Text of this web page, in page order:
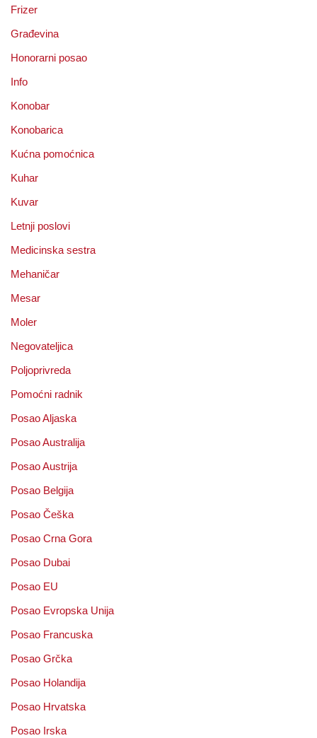
Frizer
Građevina
Honorarni posao
Info
Konobar
Konobarica
Kućna pomoćnica
Kuhar
Kuvar
Letnji poslovi
Medicinska sestra
Mehaničar
Mesar
Moler
Negovateljica
Poljoprivreda
Pomoćni radnik
Posao Aljaska
Posao Australija
Posao Austrija
Posao Belgija
Posao Češka
Posao Crna Gora
Posao Dubai
Posao EU
Posao Evropska Unija
Posao Francuska
Posao Grčka
Posao Holandija
Posao Hrvatska
Posao Irska